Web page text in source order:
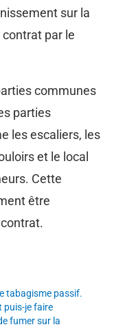
sur la
par le
communes
parties
les escaliers, les
et le local
Cette
être
tabagisme passif.
puis-je faire
fumer sur la